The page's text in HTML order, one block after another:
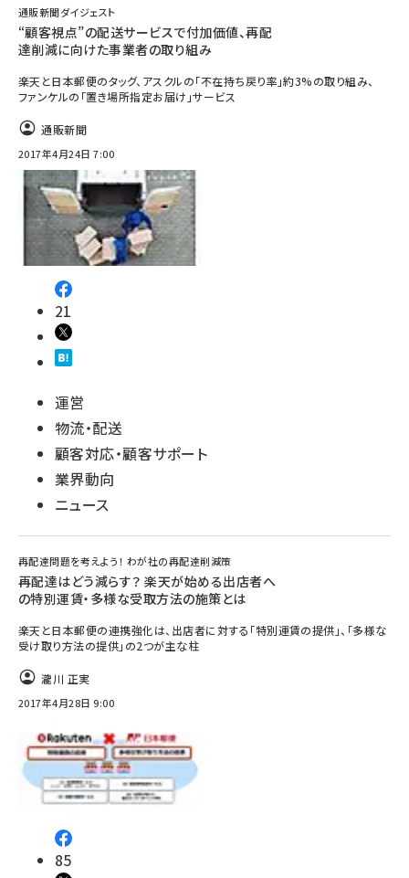
通販新聞ダイジェスト
“顧客視点”の配送サービスで付加価値、再配
達削減に向けた事業者の取り組み
楽天と日本郵便のタッグ、アスクルの「不在持ち戻り率」約3%の取り組み、
ファンケルの「置き場所指定お届け」サービス
通販新聞
2017年4月24日 7:00
21
運営
物流・配送
顧客対応・顧客サポート
業界動向
ニュース
再配達問題を考えよう！ わが社の再配達削減策
再配達はどう減らす？ 楽天が始める出店者へ
の特別運賃・多様な受取方法の施策とは
楽天と日本郵便の連携強化は、出店者に対する「特別運賃の提供」、「多様な
受け取り方法の提供」の2つが主な柱
瀧川 正実
2017年4月28日 9:00
85